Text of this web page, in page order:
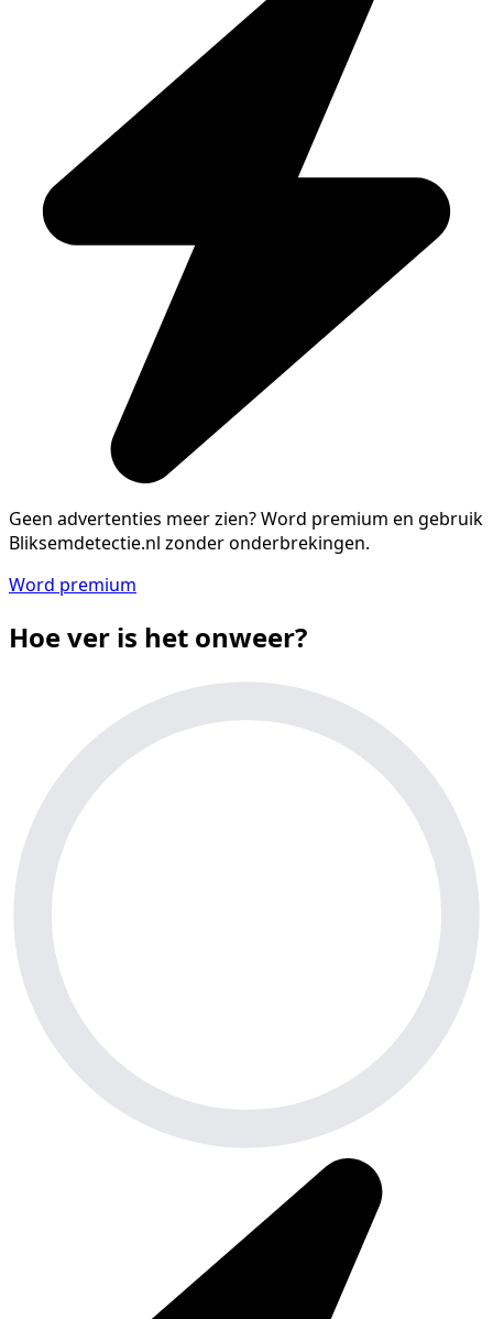
Geen advertenties meer zien?Word premium en gebruik
Bliksemdetectie.nl zonder onderbrekingen.
Word premium
Hoe ver is het onweer?